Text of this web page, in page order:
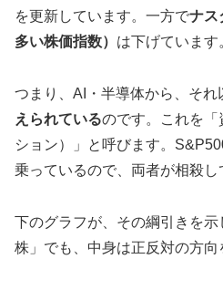
を更新しています。一方でナス
多い株価指数） は下げています
つまり、AI・半導体から、それ
えられているのです。これを
ション）」と呼びます。
乗っているので、両者が相殺し
下のグラフが、その綱引きを
株」でも、中身は正反対の方向